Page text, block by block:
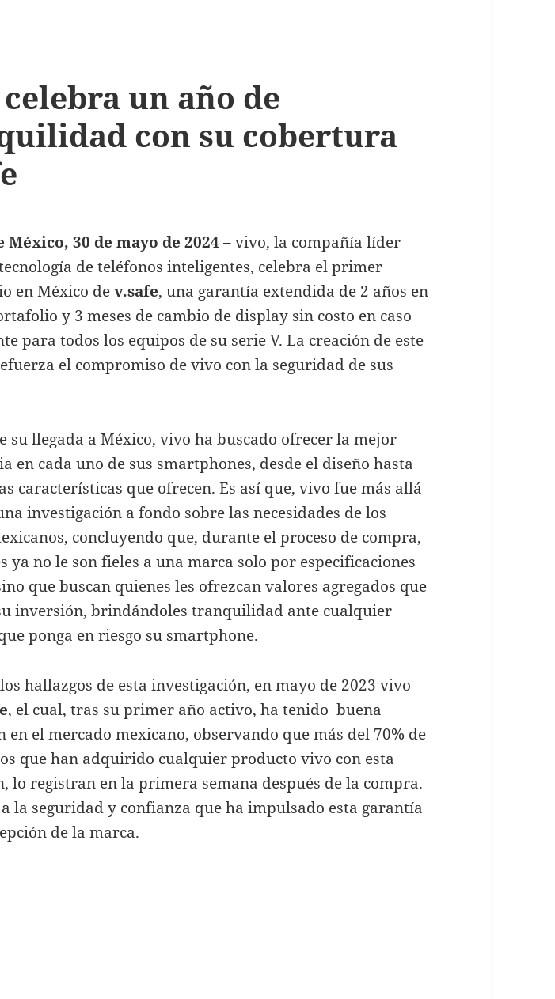
un año de
con su cobertura
México, 30 de mayo de 2024 –vivo, la compañía líder
de teléfonos inteligentes, celebra el primer
en México dev.safe, una garantía extendida de 2 años en
y 3 meses de cambio de display sin costo en caso
para todos los equipos de su serie V. La creación de este
el compromiso de vivo con la seguridad de sus
su llegada a México, vivo ha buscado ofrecer la mejor
en cada uno de sus smartphones, desde el diseño hasta
características que ofrecen. Es así que, vivo fue más allá
investigación a fondo sobre las necesidades de los
concluyendo que, durante el proceso de compra,
ya no le son fieles a una marca solo por especificaciones
que buscan quienes les ofrezcan valores agregados que
inversión, brindándoles tranquilidad ante cualquier
ponga en riesgo su smartphone.
hallazgos de esta investigación, en mayo de 2023 vivo
, el cual, tras su primer año activo, ha tenido buena
en el mercado mexicano, observando que más del 70% de
que han adquirido cualquier producto vivo con esta
lo registran en la primera semana después de la compra.
la seguridad y confianza que ha impulsado esta garantía
de la marca.